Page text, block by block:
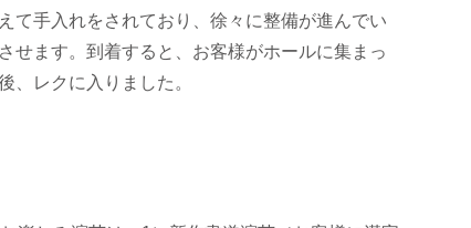
て手入れをされており、徐々に整備が進んでい
せます。到着すると、お客様がホールに集まっ
、レクに入りました。